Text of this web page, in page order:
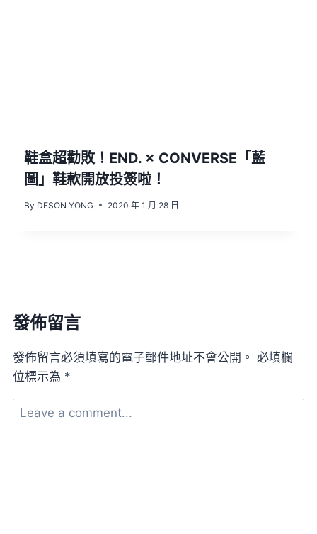
鞋盒超勸敗！END. × CONVERSE「藍
圖」鞋款開放投簽啦！
By DESON YONG 2020 年 1 月 28 日
發佈留言
發佈留言必須填寫的電子郵件地址不會公開。 必填欄
位標示為 *